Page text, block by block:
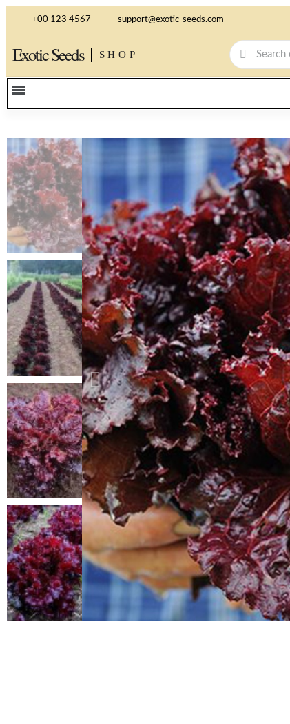
+00 123 4567 support@exotic-seeds.com
Exotic Seeds SHOP